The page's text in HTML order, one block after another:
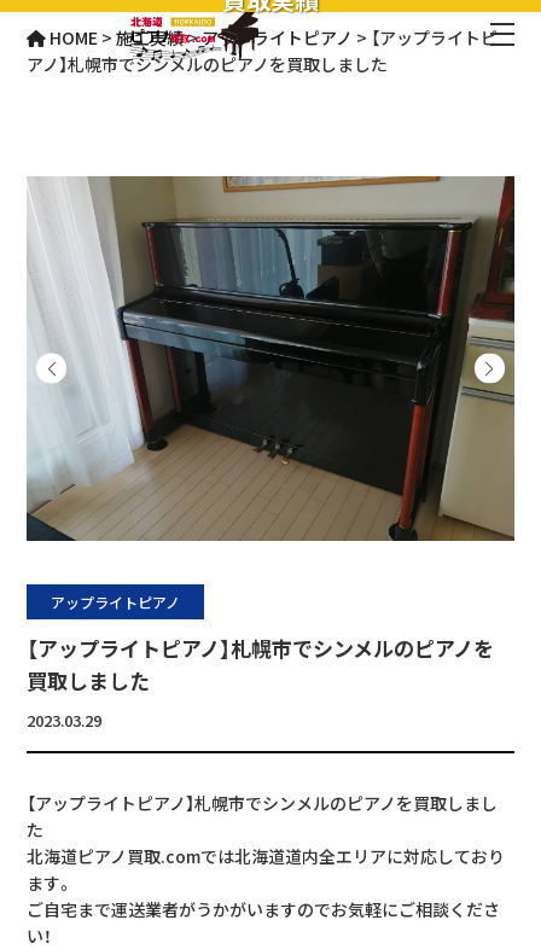
HOME >施工実績>アップライトピアノ > 【アップライトピ
アノ】札幌市でシンメルのピアノを買取しました
アップライトピアノ
【アップライトピアノ】札幌市でシンメルのピアノを
買取しました
2023.03.29
【アップライトピアノ】札幌市でシンメルのピアノを買取しまし
た
北海道ピアノ買取.comでは北海道道内全エリアに対応しており
ます。
ご自宅まで運送業者がうかがいますのでお気軽にご相談くださ
い！